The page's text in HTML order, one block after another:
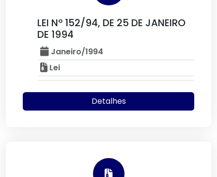
LEI Nº 152/94, DE 25 DE JANEIRO
DE 1994
Janeiro/1994
Lei
Detalhes